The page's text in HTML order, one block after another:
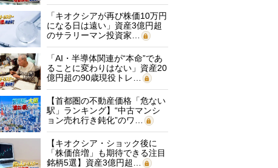
「キオクシアが再び株価10万円
になる日は遠い」資産3億円超
のサラリーマン投資家…
「AI・半導体関連が“本命”であ
ることに変わりはない」資産20
億円超の90歳現役トレ…
【首都圏の不動産価格「危ない
駅」ランキング】“中古マンシ
ョン売れ行き鈍化”のワ…
【キオクシア・ショック後に
「株価倍増」も期待できる注目
銘柄5選】資産3億円超…